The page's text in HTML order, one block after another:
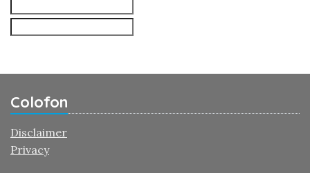
Colofon
Disclaimer
Privacy